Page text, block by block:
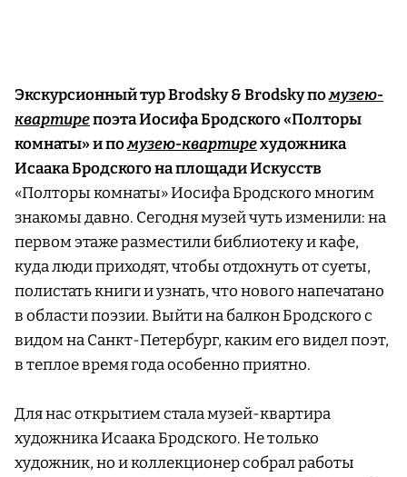
Экскурсионный тур Brodsky & Brodsky помузею-
квартирепоэта Иосифа Бродского «Полторы
комнаты» и помузею-квартирехудожника
Исаака Бродского на площади Искусств
«Полторы комнаты» Иосифа Бродского многим
знакомы давно. Сегодня музей чуть изменили: на
первом этаже разместили библиотеку и кафе,
куда люди приходят, чтобы отдохнуть от суеты,
полистать книги и узнать, что нового напечатано
в области поэзии. Выйти на балкон Бродского с
видом на Санкт-Петербург, каким его видел поэт,
в теплое время года особенно приятно.
Для нас открытием стала музей-квартира
художника Исаака Бродского. Не только
художник, но и коллекционер собрал работы